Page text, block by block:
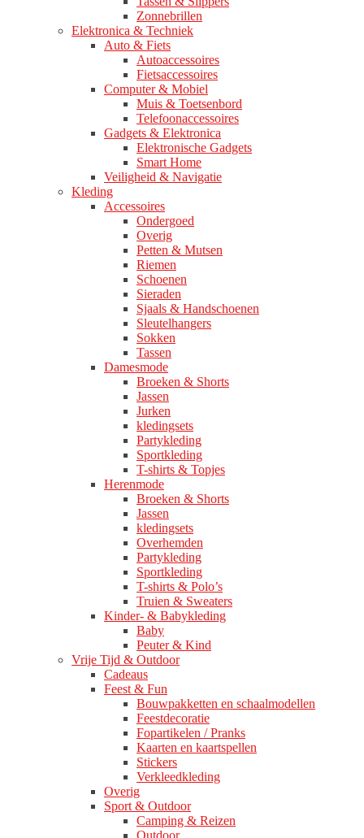
Zonnebrillen
Elektronica & Techniek
Auto & Fiets
Autoaccessoires
Fietsaccessoires
Computer & Mobiel
Muis & Toetsenbord
Telefoonaccessoires
Gadgets & Elektronica
Elektronische Gadgets
Smart Home
Veiligheid & Navigatie
Kleding
Accessoires
Ondergoed
Overig
Petten & Mutsen
Riemen
Schoenen
Sieraden
Sjaals & Handschoenen
Sleutelhangers
Sokken
Tassen
Damesmode
Broeken & Shorts
Jassen
Jurken
kledingsets
Partykleding
Sportkleding
T-shirts & Topjes
Herenmode
Broeken & Shorts
Jassen
kledingsets
Overhemden
Partykleding
Sportkleding
T-shirts & Polo’s
Truien & Sweaters
Kinder- & Babykleding
Baby
Peuter & Kind
Vrije Tijd & Outdoor
Cadeaus
Feest & Fun
Bouwpakketten en schaalmodellen
Feestdecoratie
Fopartikelen / Pranks
Kaarten en kaartspellen
Stickers
Verkleedkleding
Overig
Sport & Outdoor
Camping & Reizen
Outdoor